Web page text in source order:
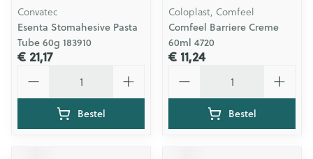
Convatec
Esenta Stomahesive Pasta
Tube 60g 183910
€ 21,17
Bestel
Coloplast, Comfeel
Comfeel Barriere Creme
60ml 4720
€ 11,24
Bestel